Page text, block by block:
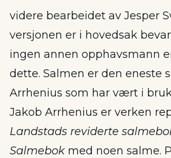
videre bearbeidet av Jesper
versjonen er i hovedsak
ingen annen opphavsmann
dette. Salmen er den eneste
Arrhenius som har vært i
Jakob Arrhenius er verken
Landstads reviderte
Salmebok med noen salme.